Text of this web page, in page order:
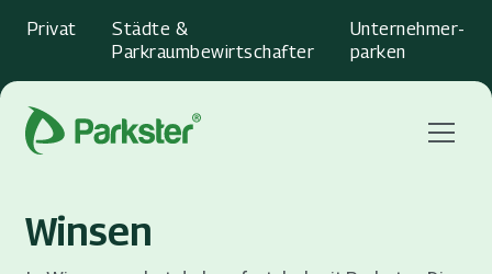
Privat
Städte &
Parkraumbewirtschafter
Unternehmer­
parken
Menu
Winsen